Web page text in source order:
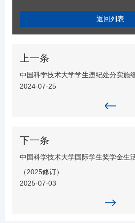
返回列表
上一条
中国科学技术大学学生违纪处分实施
2024-07-25
下一条
中国科学技术大学国际学生奖学金生
（2025修订）
2025-07-03